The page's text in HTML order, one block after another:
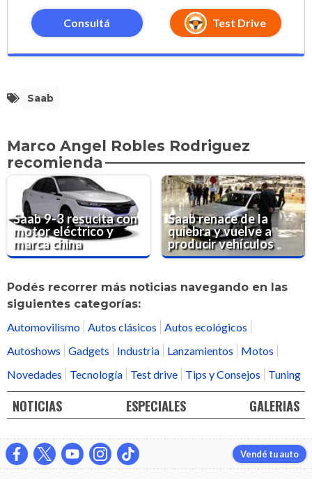
Consultá Test Drive
Saab
Marco Angel Robles Rodriguez
recomienda
Saab 9-3 resucita con
motor eléctrico y
marca china
Saab renace de la
quiebra y vuelve a
producir vehículos
Podés recorrer más noticias navegando en las
siguientes categorías:
Automovilismo Autos clásicos
Autos ecológicos
Autoshows
Gadgets Industria Lanzamientos
Motos
Novedades
Tecnología Test drive Tips y Consejos Tuning
NOTICIAS ESPECIALES GALERIAS
Vendé tu auto